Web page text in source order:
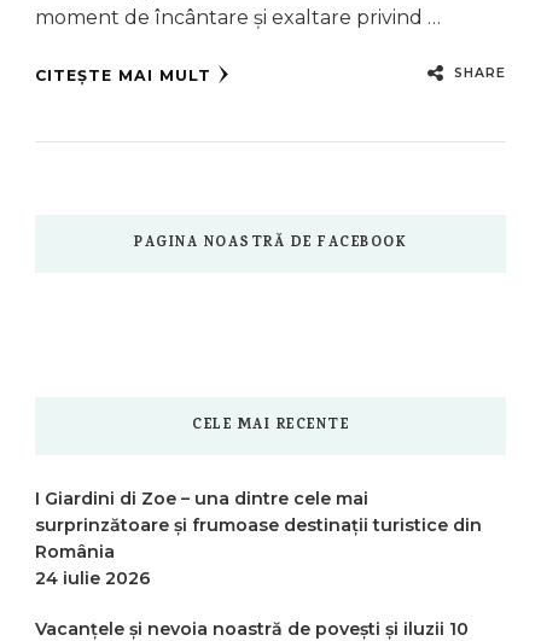
moment de încântare și exaltare privind …
CITEȘTE MAI MULT SHARE
PAGINA NOASTRĂ DE FACEBOOK
CELE MAI RECENTE
I Giardini di Zoe – una dintre cele mai
surprinzătoare și frumoase destinații turistice din
România
24 iulie 2026
Vacanțele și nevoia noastră de povești și iluzii 10